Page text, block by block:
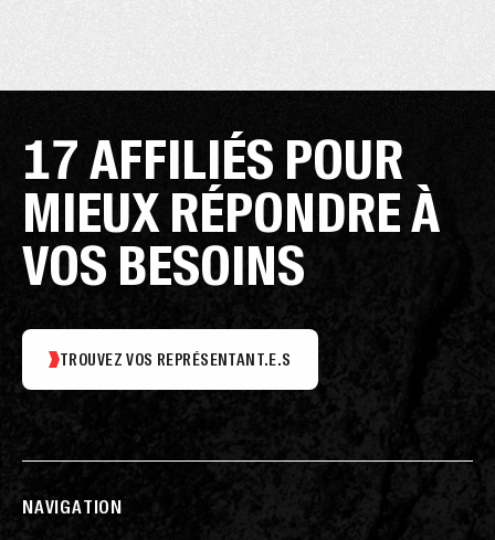
17 AFFILIÉS POUR
MIEUX RÉPONDRE À
VOS BESOINS
TROUVEZ VOS REPRÉSENTANT.E.S
NAVIGATION